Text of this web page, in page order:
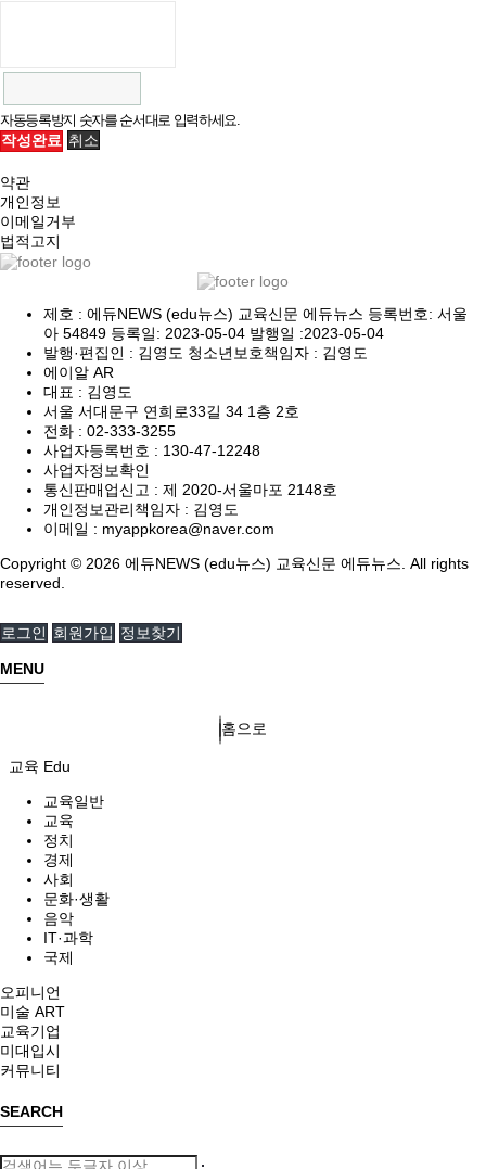
자동등록방지 숫자를 순서대로 입력하세요.
작성완료 취소
약관
개인정보
이메일거부
법적고지
제호 : 에듀NEWS (edu뉴스) 교육신문 에듀뉴스 등록번호: 서울
아 54849 등록일: 2023-05-04 발행일 :2023-05-04
발행·편집인 : 김영도 청소년보호책임자 : 김영도
에이알 AR
대표 : 김영도
서울 서대문구 연희로33길 34 1층 2호
전화 : 02-333-3255
사업자등록번호 : 130-47-12248
사업자정보확인
통신판매업신고 : 제 2020-서울마포 2148호
개인정보관리책임자 : 김영도
이메일 : myappkorea@naver.com
Copyright © 2026 에듀NEWS (edu뉴스) 교육신문 에듀뉴스. All rights
reserved.
로그인 회원가입 정보찾기
MENU
홈으로
교육 Edu
교육일반
교육
정치
경제
사회
문화·생활
음악
IT·과학
국제
오피니언
미술 ART
교육기업
미대입시
커뮤니티
SEARCH